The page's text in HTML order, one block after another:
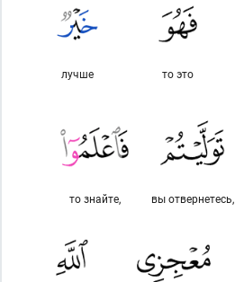
то это
лучше
вы отвернетесь,
то знайте,